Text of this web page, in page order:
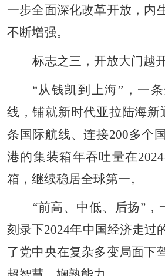
一步全面深化改革开放，内
不断增强。
标志之三，开放大门越
“从钱凯到上海”，一
线，铺就新时代亚拉陆海新
条国际航线、连接200多个
港的集装箱年吞吐量在
箱，继续稳居全球第一。
“前高、中低、后扬”，
刻录下2024年中国经济走过
了党中央在复杂多变局面下